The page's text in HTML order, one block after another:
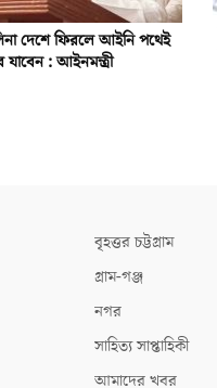
দেশে ফিরলে আইনি পথেই
যাবেন : আইনমন্ত্রী
বৃহত্তর চট্টগ্রাম
গ্রাম-গঞ্জ
নগর
সাহিত্য সাপ্তাহিকী
আমাদের খবর